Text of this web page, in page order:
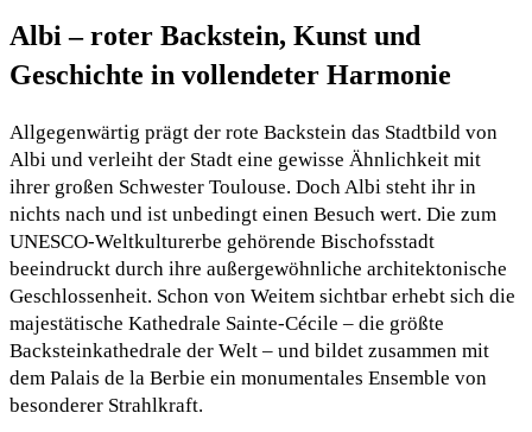
Albi – roter Backstein, Kunst und
Geschichte in vollendeter Harmonie
Allgegenwärtig prägt der rote Backstein das Stadtbild von
Albi und verleiht der Stadt eine gewisse Ähnlichkeit mit
ihrer großen Schwester Toulouse. Doch Albi steht ihr in
nichts nach und ist unbedingt einen Besuch wert. Die zum
UNESCO-Weltkulturerbe gehörende Bischofsstadt
beeindruckt durch ihre außergewöhnliche architektonische
Geschlossenheit. Schon von Weitem sichtbar erhebt sich die
majestätische Kathedrale Sainte-Cécile – die größte
Backsteinkathedrale der Welt – und bildet zusammen mit
dem Palais de la Berbie ein monumentales Ensemble von
besonderer Strahlkraft.